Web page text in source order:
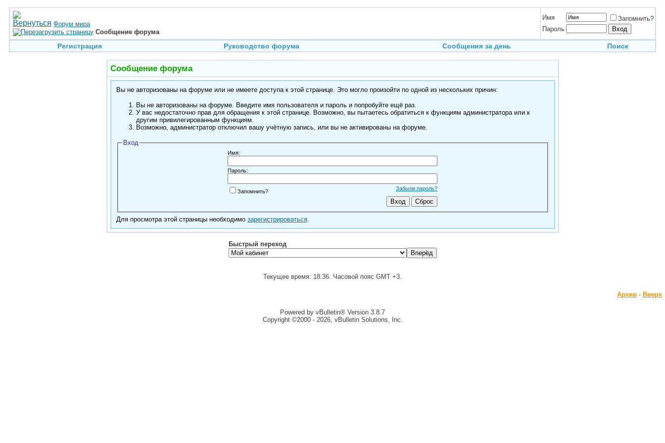
Форум мира
Сообщение форума
Имя
Запомнить?
Пароль
Регистрация Руководство форума Сообщения за день Поиск
Сообщение форума
Вы не авторизованы на форуме или не имеете доступа к этой странице. Это могло произойти по одной из нескольких причин:
Вы не авторизованы на форуме. Введите имя пользователя и пароль и попробуйте ещё раз.
У вас недостаточно прав для обращения к этой странице. Возможно, вы пытаетесь обратиться к функциям администратора или к
другим привилегированным функциям.
Возможно, администратор отключил вашу учётную запись, или вы не активированы на форуме.
Вход
Имя:
Пароль:
Забыли пароль?
Запомнить?
Для просмотра этой страницы необходимо зарегистрироваться.
Быстрый переход
Текущее время: 18:36. Часовой пояс GMT +3.
Архив - Вверх
Powered by vBulletin® Version 3.8.7
Copyright ©2000 - 2026, vBulletin Solutions, Inc.